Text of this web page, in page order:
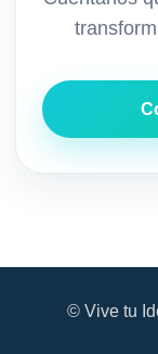
© Vive tu